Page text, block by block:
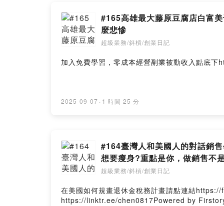
提問式催眠
☀️完全零風
請連絡我，
🙋提問式催
適合所有業
https://
#165高雄最大藤原豆腐店白富
麼悲慘
超級業務/斜槓/創業日記
加入免費學習，零成本經營副業被動收入點
2025-09-07 · 1 時間 25 分
#164臺灣人和美國人的對話銷
想要瘦身?重點是你，做銷售不
超級業務/斜槓/創業日記
在美國如何規畫退休金稅務計畫請點連結
https://linktr.ee/chen0817Powered by